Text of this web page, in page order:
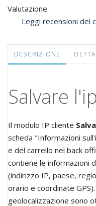
Valutazione
Leggi recensioni dei
DESCRIZIONE
Salvare
Il modulo IP cliente
scheda "Informazioni
e del carrello nel back
contiene le informazioni
(indirizzo IP, paese,
orario e coordinate
geolocalizzazione sono